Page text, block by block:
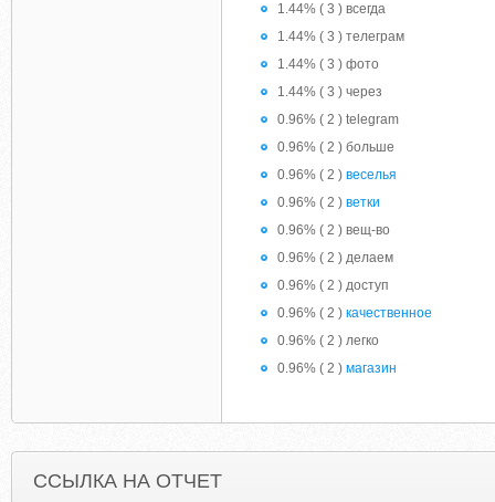
1.44% ( 3 ) всегда
1.44% ( 3 ) телеграм
1.44% ( 3 ) фото
1.44% ( 3 ) через
0.96% ( 2 ) telegram
0.96% ( 2 ) больше
0.96% ( 2 ) веселья
0.96% ( 2 ) ветки
0.96% ( 2 ) вещ-во
0.96% ( 2 ) делаем
0.96% ( 2 ) доступ
0.96% ( 2 ) качественное
0.96% ( 2 ) легко
0.96% ( 2 ) магазин
ССЫЛКА НА ОТЧЕТ